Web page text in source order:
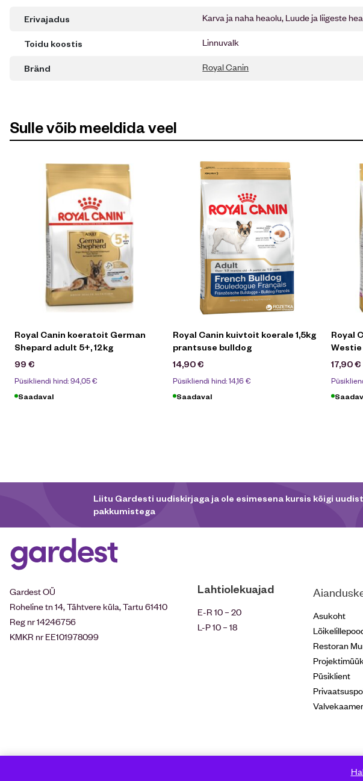
Erivajadus Karva ja naha heaolu, Luude ja liigeste
Toidu koostis Linnuvalk
Bränd Royal Canin
Sulle võib meeldida veel
Royal Canin koeratoit German
Shepard adult 5+, 12kg
99 €
Püsikliendi hind:94,05€
Saadaval
Royal Canin kuivtoit koerale 1,5kg
prantsuse bulldog
14,90€
Püsikliendi hind:14,16€
Saadaval
Royal
Westie
17,90€
Liitu Gardesti uudiskirjaga ja ole esimesena kursis kõigi
pakkumistega
Gardest OÜ
Roheline tn 14, Tähtvere küla, Tartu 61410
Reg nr 14246756
KMKR nr EE101978099
Lahtiolekuajad
E-R 10 – 20
L-P 10 – 18
Asukoht
Restoran
Püsiklient